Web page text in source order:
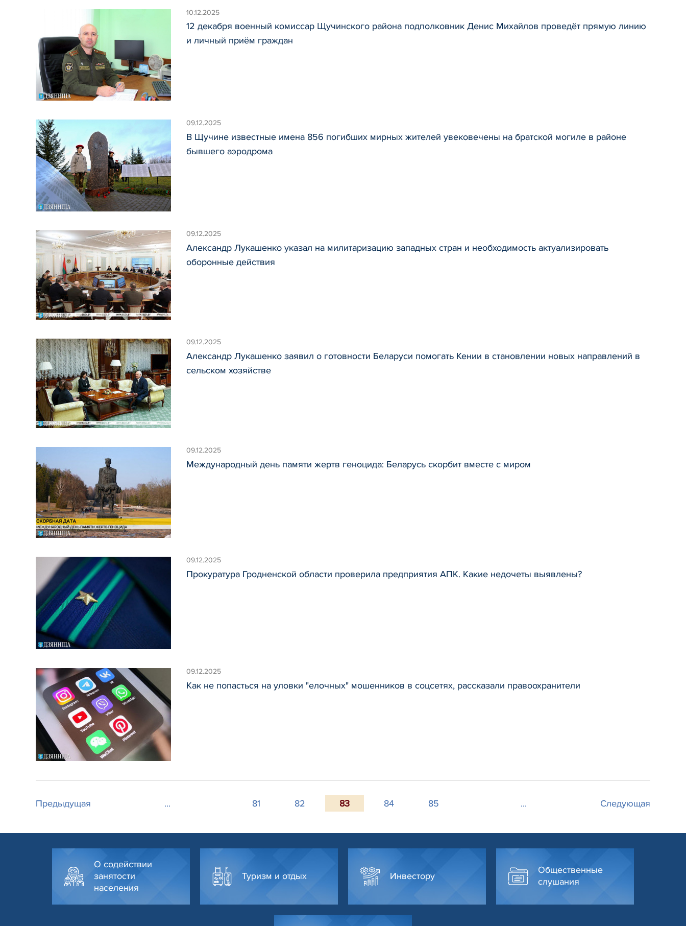
10.12.2025
12 декабря военный комиссар Щучинского района подполковник Денис Михайлов проведёт прямую линию
и личный приём граждан
09.12.2025
В Щучине известные имена 856 погибших мирных жителей увековечены на братской могиле в районе
бывшего аэродрома
09.12.2025
Александр Лукашенко указал на милитаризацию западных стран и необходимость актуализировать
оборонные действия
09.12.2025
Александр Лукашенко заявил о готовности Беларуси помогать Кении в становлении новых направлений в
сельском хозяйстве
09.12.2025
Международный день памяти жертв геноцида: Беларусь скорбит вместе с миром
09.12.2025
Прокуратура Гродненской области проверила предприятия АПК. Какие недочеты выявлены?
09.12.2025
Как не попасться на уловки "елочных" мошенников в соцсетях, рассказали правоохранители
Предыдущая ... 81 82 83 84 85 ... Следующая
О содействии
занятости
населения
Туризм и отдых Инвестору
Общественные
слушания